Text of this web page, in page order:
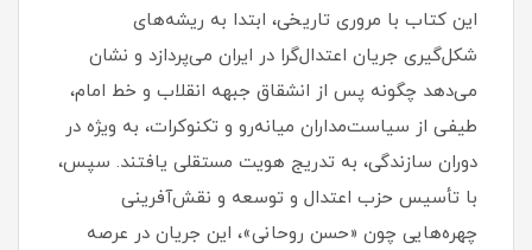
این کتاب با مروری تاریخی، ابتدا به ریشه‌های
شکل‌گیری جریان اعتدال‌گرا در ایران می‌پردازد و نشان
می‌دهد چگونه پس از انشقاق جبهه انقلاب و خط امام،
طیفی از سیاست‌مداران میانه‌رو و تکنوکرات، به ویژه در
دوران سازندگی، به تدریج هویت مستقلی یافتند. سپس،
با تأسیس حزب اعتدال و توسعه و نقش‌آفرینی
چهره‌هایی چون «حسن روحانی»، این جریان در عرصه